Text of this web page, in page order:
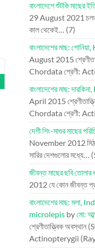
বাংলাদেশে শুঁটকি মাছের
29 August 2021
কাল থেকেই… (7)
বাংলাদেশের মাছ:
August 2015
Chordata শ্রেণী:
বাংলাদেশের মাছ:
April 2015
Chordata শ্রেণী:
দেশী শিং-মাগুর মাছের
November 2012
সারির দেশগুলোর মধ্যে…
জীবন্ত মাছের ছবি
2012যে কোন জীবন্ত
বাংলাদেশের মাছ:
microlepis byমো:
শ্রেণীতাত্ত্বিক
Actinopterygii